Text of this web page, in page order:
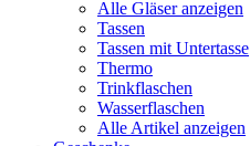
Alle Gläser anzeigen
Tassen
Tassen mit Untertasse
Thermo
Trinkflaschen
Wasserflaschen
Alle Artikel anzeigen